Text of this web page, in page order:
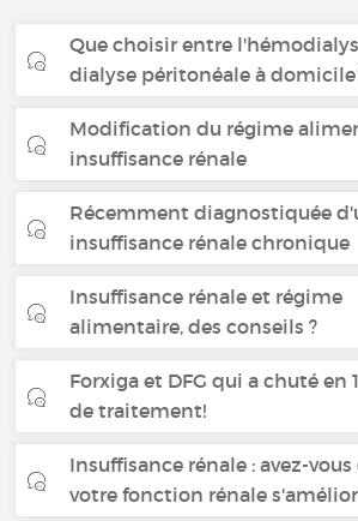
Que choisir entre
dialyse péritonéale à domicile
Modification du régime
insuffisance rénale
Récemment diagnostiquée
insuffisance rénale chronique
Insuffisance rénale et régime
alimentaire, des conseils ?
Forxiga et DFG qui a chuté en
de traitement!
Insuffisance rénale : avez-vous
votre fonction rénale